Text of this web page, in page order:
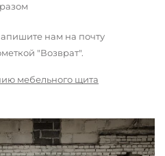
нам на почту
"Возврат".
мебельного щита